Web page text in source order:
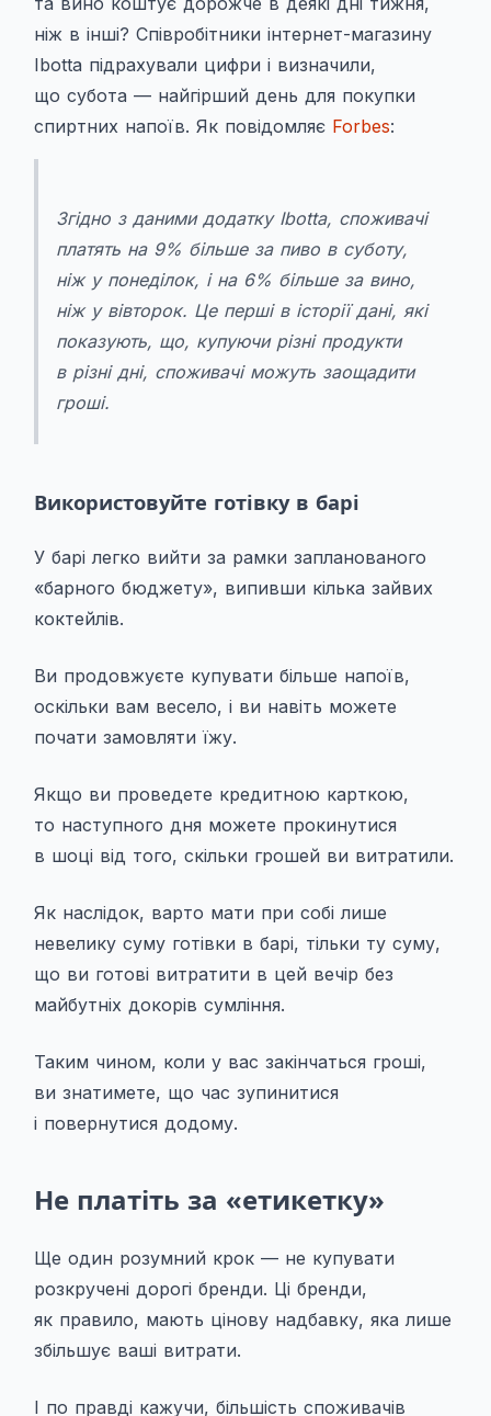
ніж в інші? Співробітники інтернет-магазину
Ibotta підрахували цифри і визначили,
що субота — найгірший день для покупки
спиртних напоїв. Як повідомляє Forbes:
Згідно з даними додатку Ibotta, споживачі
платять на 9% більше за пиво в суботу,
ніж у понеділок, і на 6% більше за вино,
ніж у вівторок. Це перші в історії дані, які
показують, що, купуючи різні продукти
в різні дні, споживачі можуть заощадити
гроші.
Використовуйте готівку в барі
У барі легко вийти за рамки запланованого
«барного бюджету», випивши кілька зайвих
коктейлів.
Ви продовжуєте купувати більше напоїв,
оскільки вам весело, і ви навіть можете
почати замовляти їжу.
Якщо ви проведете кредитною карткою,
то наступного дня можете прокинутися
в шоці від того, скільки грошей ви витратили.
Як наслідок, варто мати при собі лише
невелику суму готівки в барі, тільки ту суму,
що ви готові витратити в цей вечір без
майбутніх докорів сумління.
Таким чином, коли у вас закінчаться гроші,
ви знатимете, що час зупинитися
і повернутися додому.
Не платіть за «етикетку»
Ще один розумний крок — не купувати
розкручені дорогі бренди. Ці бренди,
як правило, мають цінову надбавку, яка лише
збільшує ваші витрати.
І по правді кажучи, більшість споживачів